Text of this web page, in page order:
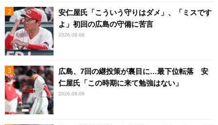
安仁屋氏「こういう守りはダメ」、「ミスです
よ」初回の広島の守備に苦言
2026.08.06
広島、7回の継投策が裏目に…最下位転落 安
仁屋氏「この時期に来て勉強はない」
2026.08.06